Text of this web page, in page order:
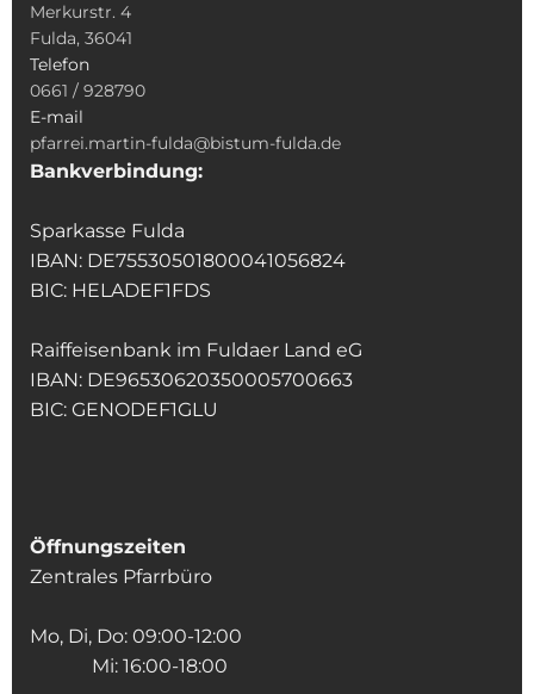
Merkurstr. 4
Fulda, 36041
Telefon
0661 / 928790
E-mail
pfarrei.martin-fulda@bistum-fulda.de
Bankverbindung:
Sparkasse Fulda
IBAN: DE75530501800041056824
BIC: HELADEF1FDS
Raiffeisenbank im Fuldaer Land eG
IBAN: DE96530620350005700663
BIC: GENODEF1GLU
Öffnungszeiten
Zentrales Pfarrbüro
Mo, Di, Do: 09:00-12:00
Mi: 16:00-18:00